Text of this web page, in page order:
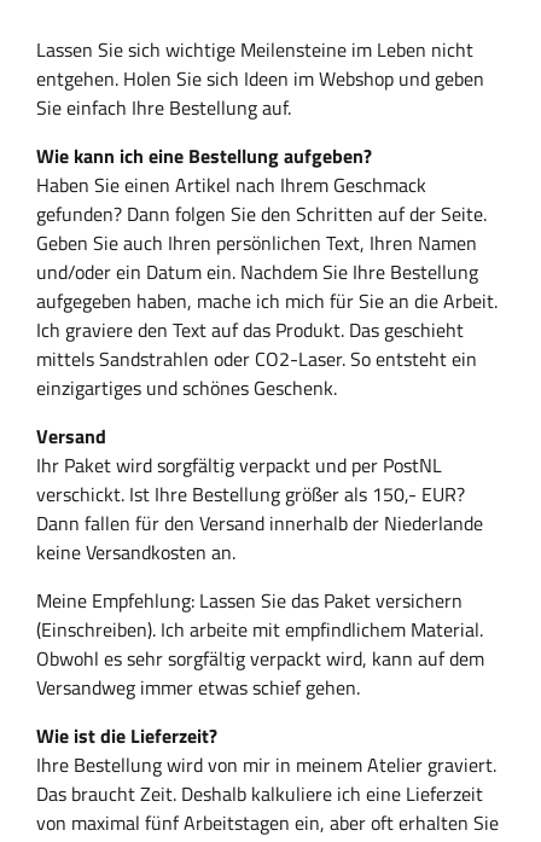
Lassen Sie sich wichtige Meilensteine im Leben nicht
entgehen. Holen Sie sich Ideen im Webshop und geben
Sie einfach Ihre Bestellung auf.
Wie kann ich eine Bestellung aufgeben?
Haben Sie einen Artikel nach Ihrem Geschmack
gefunden? Dann folgen Sie den Schritten auf der Seite.
Geben Sie auch Ihren persönlichen Text, Ihren Namen
und/oder ein Datum ein. Nachdem Sie Ihre Bestellung
aufgegeben haben, mache ich mich für Sie an die Arbeit.
Ich graviere den Text auf das Produkt. Das geschieht
mittels Sandstrahlen oder CO2-Laser. So entsteht ein
einzigartiges und schönes Geschenk.
Versand
Ihr Paket wird sorgfältig verpackt und per PostNL
verschickt. Ist Ihre Bestellung größer als 150,- EUR?
Dann fallen für den Versand innerhalb der Niederlande
keine Versandkosten an.
Meine Empfehlung: Lassen Sie das Paket versichern
(Einschreiben). Ich arbeite mit empfindlichem Material.
Obwohl es sehr sorgfältig verpackt wird, kann auf dem
Versandweg immer etwas schief gehen.
Wie ist die Lieferzeit?
Ihre Bestellung wird von mir in meinem Atelier graviert.
Das braucht Zeit. Deshalb kalkuliere ich eine Lieferzeit
von maximal fünf Arbeitstagen ein, aber oft erhalten Sie